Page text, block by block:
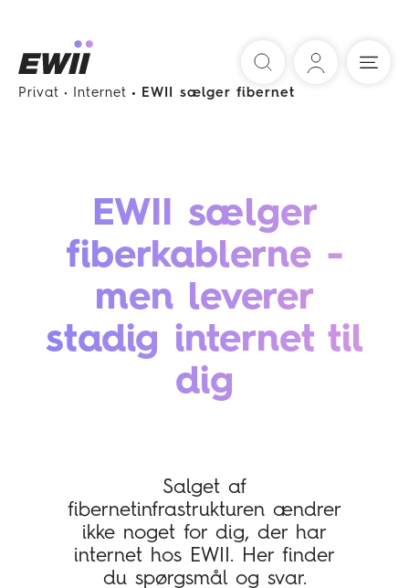
Privat Internet EWII sælger fibernet
EWII sælger
fiberkablerne -
men leverer
stadig internet til
dig
Salget af
fibernetinfrastrukturen ændrer
ikke noget for dig, der har
internet hos EWII. Her finder
du spørgsmål og svar.